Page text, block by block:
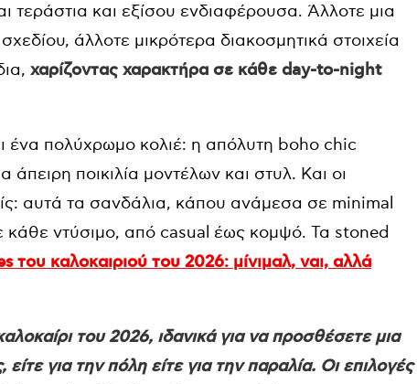
τεράστια και εξίσου ενδιαφέρουσα. Άλλοτε μια
άλλοτε μικρότερα διακοσμητικά στοιχεία
χαρίζοντας χαρακτήρα σε κάθε day-to-night
ένα πολύχρωμο κολιέ: η απόλυτη boho chic
άπειρη ποικιλία μοντέλων και στυλ. Και οι
αυτά τα σανδάλια, κάπου ανάμεσα σε minimal
κάθε ντύσιμο, από casual έως κομψό. Τα stoned
του καλοκαιριού του 2026: μίνιμαλ, ναι, αλλά
του 2026, ιδανικά για να προσθέσετε μια
για την πόλη είτε για την παραλία. Οι επιλογές